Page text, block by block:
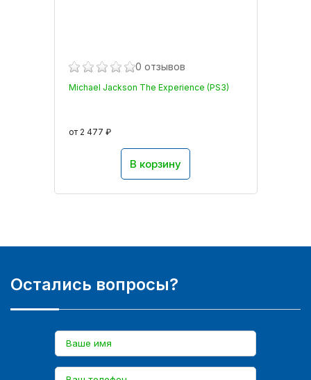
0 отзывов
Michael Jackson The Experience (PS3)
от 2 477 ₽
В корзину
Остались вопросы?